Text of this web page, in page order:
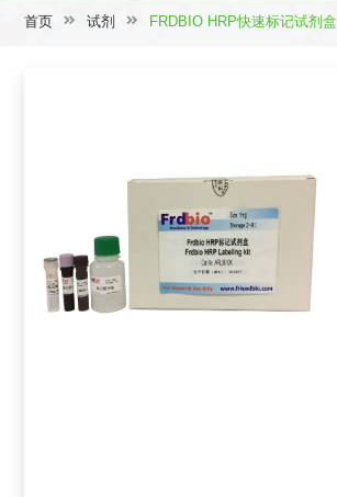
首页 试剂 FRDBIO HRP快速标记试剂盒